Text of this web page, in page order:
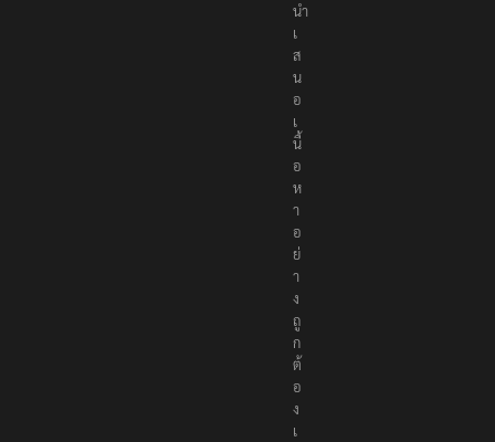
นำ
เ
ส
น
อ
เ
นื้
อ
ห
า
อ
ย่
า
ง
ถู
ก
ต้
อ
ง
เ